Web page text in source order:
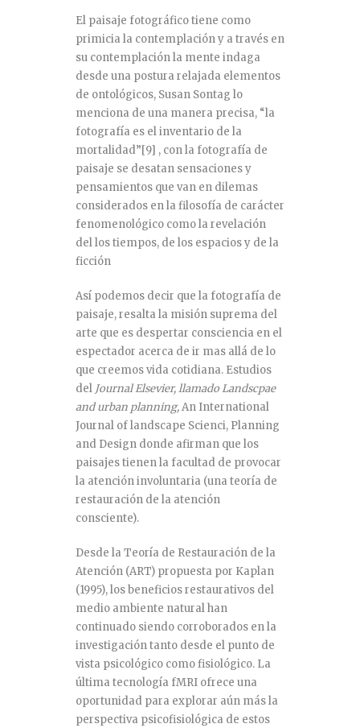
El paisaje fotográfico tiene como
primicia la contemplación y a través en
su contemplación la mente indaga
desde una postura relajada elementos
de ontológicos, Susan Sontag lo
menciona de una manera precisa, “la
fotografía es el inventario de la
mortalidad”[9] , con la fotografía de
paisaje se desatan sensaciones y
pensamientos que van en dilemas
considerados en la filosofía de carácter
fenomenológico como la revelación
del los tiempos, de los espacios y de la
ficción
Así podemos decir que la fotografía de
paisaje, resalta la misión suprema del
arte que es despertar consciencia en el
espectador acerca de ir mas allá de lo
que creemos vida cotidiana. Estudios
del Journal Elsevier, llamado Landscpae
and urban planning,An International
Journal of landscape Scienci, Planning
and Design donde afirman que los
paisajes tienen la facultad de provocar
la atención involuntaria (una teoría de
restauración de la atención
consciente).
Desde la Teoría de Restauración de la
Atención (ART) propuesta por Kaplan
(1995), los beneficios restaurativos del
medio ambiente natural han
continuado siendo corroborados en la
investigación tanto desde el punto de
vista psicológico como fisiológico. La
última tecnología fMRI ofrece una
oportunidad para explorar aún más la
perspectiva psicofisiológica de estos